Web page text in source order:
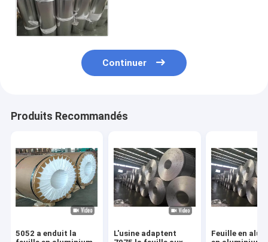
Continuer
Produits Recommandés
5052 a enduit la
L'usine adaptent
Feuille en